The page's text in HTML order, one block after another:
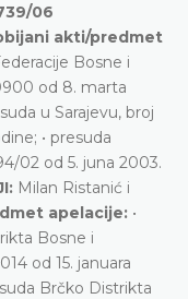
06
akti/predmet
Bosne i
od 8. marta
u Sarajevu, broj
• presuda
02 od 5. juna 2003.
Milan Ristanić i
apelacije: •
Bosne i
od 15. januara
Brčko Distrikta